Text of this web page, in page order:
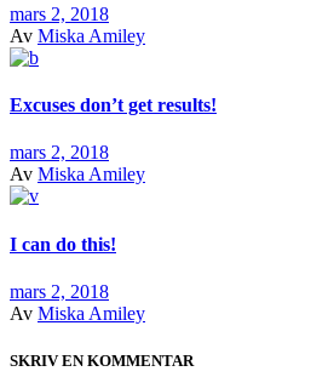
mars 2, 2018
Av Miska Amiley
Excuses don’t get results!
mars 2, 2018
Av Miska Amiley
I can do this!
mars 2, 2018
Av Miska Amiley
SKRIV EN KOMMENTAR